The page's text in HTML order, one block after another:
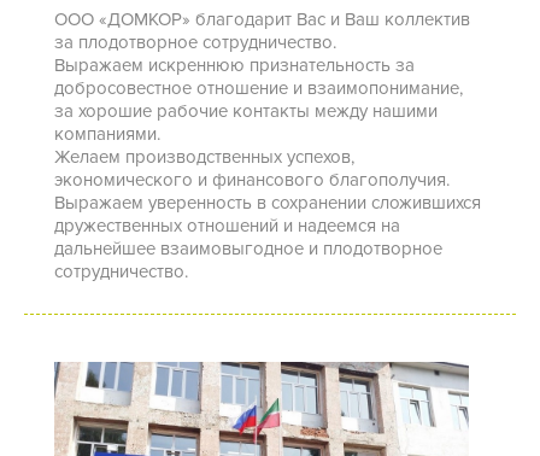
ООО «ДОМКОР» благодарит Вас и Ваш коллектив
за плодотворное сотрудничество.
Выражаем искреннюю признательность за
добросовестное отношение и взаимопонимание,
за хорошие рабочие контакты между нашими
компаниями.
Желаем производственных успехов,
экономического и финансового благополучия.
Выражаем уверенность в сохранении сложившихся
дружественных отношений и надеемся на
дальнейшее взаимовыгодное и плодотворное
сотрудничество.